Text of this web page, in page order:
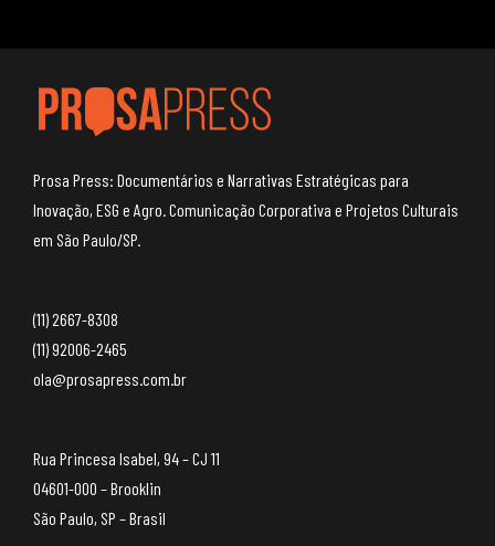
Prosa Press: Documentários e Narrativas Estratégicas para
Inovação, ESG e Agro. Comunicação Corporativa e Projetos Culturais
em São Paulo/SP.
(11) 2667-8308
(11) 92006-2465
ola@prosapress.com.br
Rua Princesa Isabel, 94 – CJ 11
04601-000 – Brooklin
São Paulo, SP – Brasil